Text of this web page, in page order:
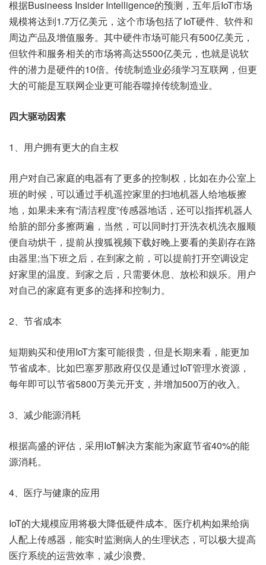
根据Busineess Insider Intelligence的预测，五年后IoT市场
规模将达到1.7万亿美元，这个市场包括了IoT硬件、软件和
周边产品及增值服务。其中硬件市场可能只有500亿美元，
但软件和服务相关的市场将高达5500亿美元，也就是说软
件的潜力是硬件的10倍。传统制造业必须学习互联网，但更
大的可能是互联网企业更可能吞噬掉传统制造业。
四大驱动因素
1、用户拥有更大的自主权
用户对自己家庭的电器有了更多的控制权，比如在办公室上
班的时候，可以通过手机遥控家里的扫地机器人给地板擦
地，如果未来有“清洁程度”传感器地话，还可以指挥机器人
给脏的部分多擦两遍，当然，可以同时打开洗衣机洗衣服顺
便自动烘干，提前从搜狐视频下载好晚上要看的美剧存在路
由器里;当下班之后，在到家之前，可以提前打开空调设定
好家里的温度。到家之后，只需要休息、放松和娱乐。用户
对自己的家庭有更多的选择和控制力。
2、节省成本
短期购买和使用IoT方案可能很贵，但是长期来看，能更加
节省成本。比如巴塞罗那政府仅仅是通过IoT管理水资源，
每年即可以节省5800万美元开支，并增加500万的收入。
3、减少能源消耗
根据高盛的评估，采用IoT解决方案能为家庭节省40%的能
源消耗。
4、医疗与健康的应用
IoT的大规模应用将极大降低硬件成本。医疗机构如果给病
人配上传感器，能实时监测病人的生理状态，可以极大提高
医疗系统的运营效率，减少浪费。